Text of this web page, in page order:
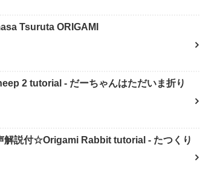
Tsuruta ORIGAMI
2 tutorial - だーちゃんはただいま折り
解説付☆Origami Rabbit tutorial - たつくり